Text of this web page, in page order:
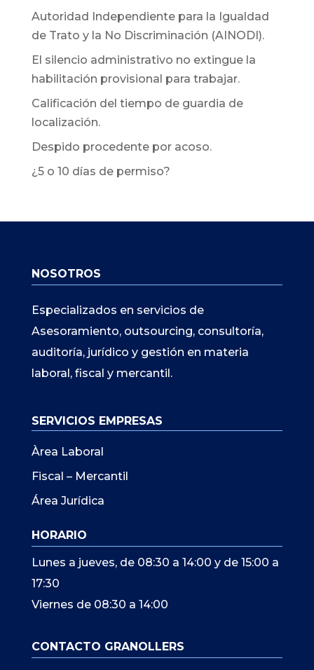
Autoridad Independiente para la Igualdad
de Trato y la No Discriminación (AINODI).
El silencio administrativo no extingue la
habilitación provisional para trabajar.
Calificación del tiempo de guardia de
localización.
Despido procedente por acoso.
¿5 o 10 días de permiso?
NOSOTROS
Especializados en servicios de
Asesoramiento, outsourcing, consultoría,
auditoría, jurídico y gestión en materia
laboral, fiscal y mercantil.
SERVICIOS EMPRESAS
Àrea Laboral
Fiscal – Mercantil
Área Jurídica
HORARIO
Lunes a jueves, de 08:30 a 14:00 y de 15:00 a
17:30
Viernes de 08:30 a 14:00
CONTACTO GRANOLLERS